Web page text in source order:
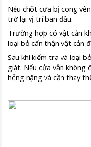
Nếu chốt cửa bị cong
trở lại vị trí ban đầu.
Trường hợp có vật cản
loại bỏ cẩn thận vật cản
Sau khi kiểm tra và loại
giặt. Nếu cửa vẫn không
hỏng nặng và cần thay